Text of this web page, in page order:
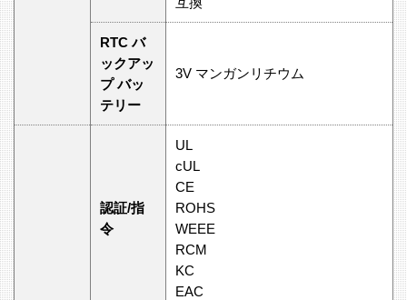
RTC バ
ックアッ
プ バッ
テリー
3V マンガンリチウム
認証/指
令
UL
cUL
CE
ROHS
WEEE
RCM
KC
EAC